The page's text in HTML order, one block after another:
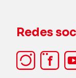
Redes